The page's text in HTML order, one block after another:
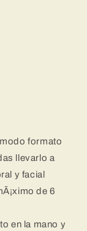
formato
llevarlo a
y facial
de 6
en la mano y